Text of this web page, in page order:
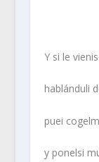
Y si le
hablánduli
puei
y ponelsi